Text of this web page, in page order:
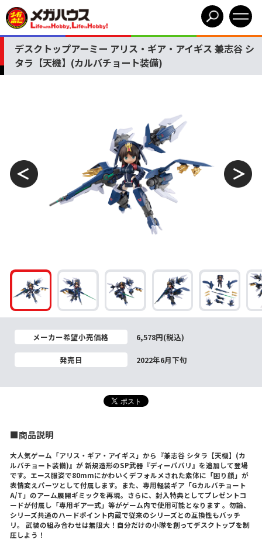
デスクトップアーミー アリス・ギア・アイギス 兼志谷 シ
タラ【天機】(カルバチョート装備)
メーカー希望小売価格 6,578円(税込)
発売日 2022年6月下旬
■商品説明
大人気ゲーム「アリス・ギア・アイギス」から『兼志谷 シタラ【天機】(カ
ルバチョート装備)』が 新規造形のSP武器『ディーパバリ』を追加して登場
です。エース服姿で80mmにかわいくデフォルメされた素体に「困り顔」が
表情変えパーツとして付属します。また、専用軽装ギア「Gカルバチョート
A/T」のアーム展開ギミックを再現。さらに、封入特典としてプレゼントコ
ードが付属し「専用ギア一式」等がゲーム内で使用可能となります 。勿論、
シリーズ共通のハードポイント内蔵で従来のシリーズとの互換性もバッチ
リ。 武装の組み合わせは無限大！自分だけの小隊を創ってデスクトップを制
圧しよう！